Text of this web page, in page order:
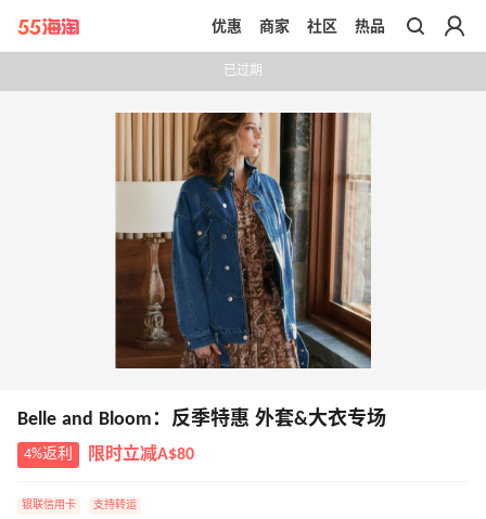
带你去官网买正品
优惠 商家 社区 热品
已过期
Belle and Bloom：反季特惠 外套&大衣专场
4%返利 限时立减A$80
银联信用卡 支持转运